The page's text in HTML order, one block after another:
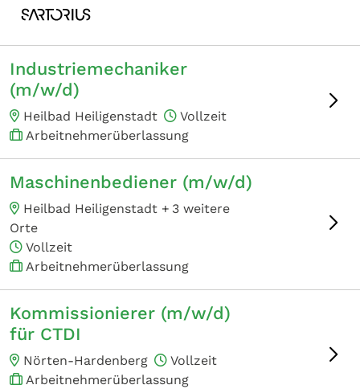
Industriemechaniker
(m/w/d)
Heilbad Heiligenstadt
Vollzeit
Arbeitnehmerüberlassung
Maschinenbediener (m/w/d)
Heilbad Heiligenstadt + 3 weitere
Orte
Vollzeit
Arbeitnehmerüberlassung
Kommissionierer (m/w/d)
für CTDI
Nörten-Hardenberg
Vollzeit
Arbeitnehmerüberlassung